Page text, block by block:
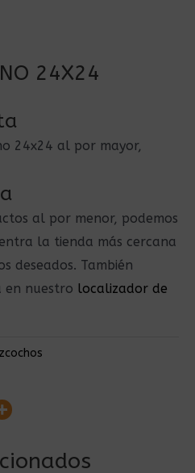
24X24
24x24 al por mayor,
al por menor, podemos
la tienda más cercana
deseados. También
en nuestro localizador de